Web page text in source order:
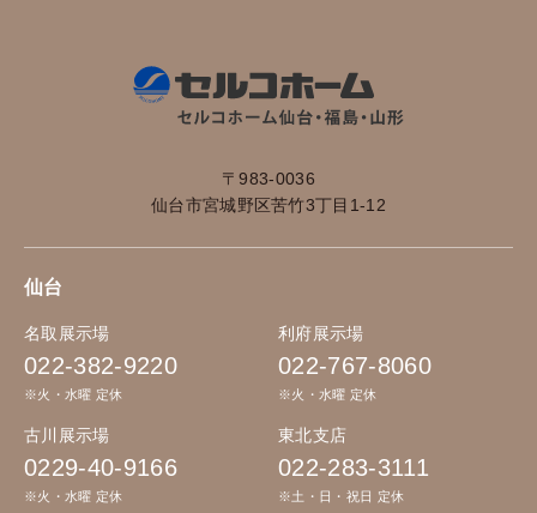
〒983-0036
仙台市宮城野区苦竹3丁目1-12
仙台
名取展示場
022-382-9220
※火・水曜 定休
利府展示場
022-767-8060
※火・水曜 定休
古川展示場
0229-40-9166
※火・水曜 定休
東北支店
022-283-3111
※土・日・祝日 定休